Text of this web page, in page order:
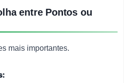
entre Pontos ou
mais importantes.